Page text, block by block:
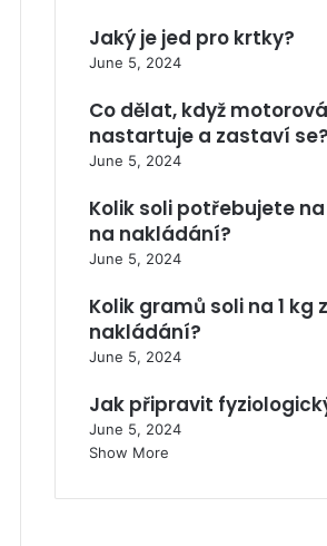
Jaký je jed pro krtky?
June 5, 2024
Co dělat, když
nastartuje a zastaví se?
June 5, 2024
Kolik soli potřebujete na
na nakládání?
June 5, 2024
Kolik gramů soli na 1 kg
nakládání?
June 5, 2024
Jak připravit
June 5, 2024
Show More